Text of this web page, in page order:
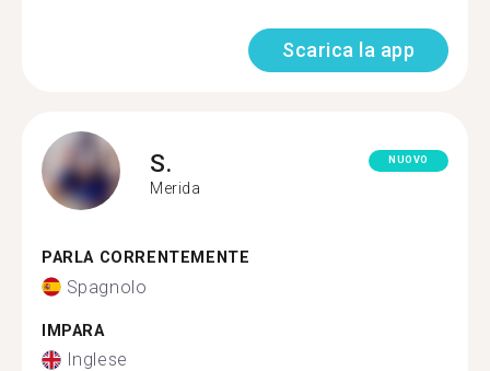
Scarica la app
S.
Merida
NUOVO
PARLA CORRENTEMENTE
Spagnolo
IMPARA
Inglese